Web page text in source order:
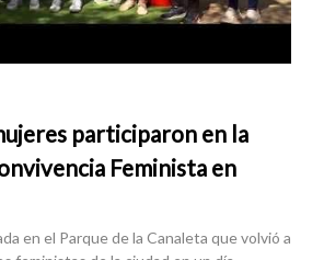
participaron en la
Feminista en
en el Parque de la Canaleta que volvió a